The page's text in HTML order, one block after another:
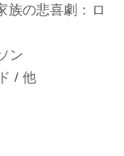
族の悲喜劇：ロ
ン
/ 他